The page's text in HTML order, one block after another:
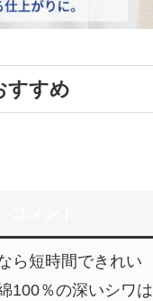
すすめ
ら短時間できれい
100％の深いシワは